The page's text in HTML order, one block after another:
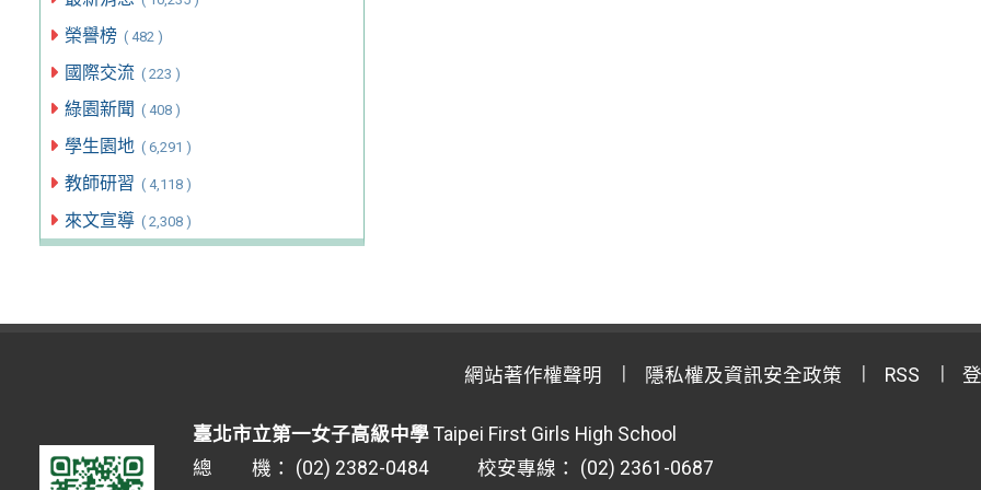
榮譽榜 ( 482 )
國際交流 ( 223 )
綠園新聞 ( 408 )
學生園地 ( 6,291 )
教師研習 ( 4,118 )
來文宣導 ( 2,308 )
網站著作權聲明 隱私權及資訊安全政策 RSS
臺北市立第一女子高級中學 Taipei First Girls High School
總 機： (02) 2382-0484 校安專線： (02) 2361-0687